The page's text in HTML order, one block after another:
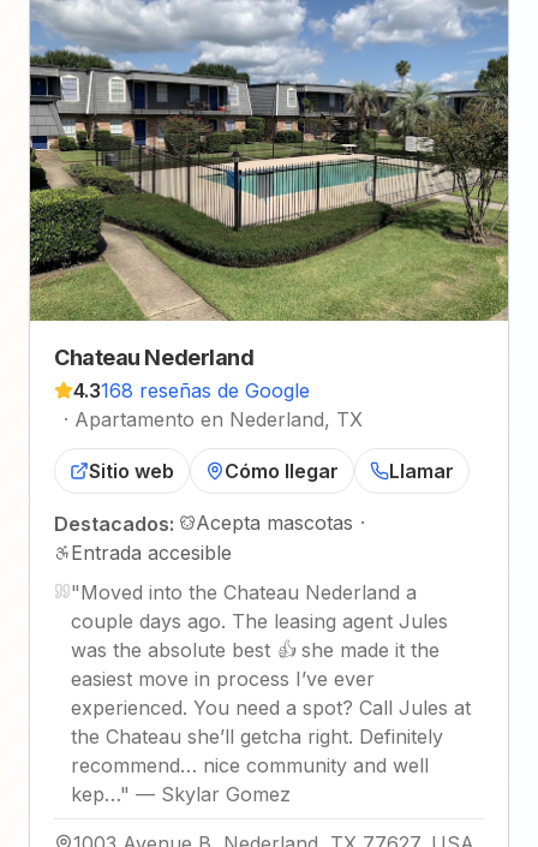
Chateau Nederland
4.3168 reseñas de Google
· Apartamento en Nederland, TX
Sitio web Cómo llegar Llamar
Destacados: Acepta mascotas ·
Entrada accesible
"Moved into the Chateau Nederland a
couple days ago. The leasing agent Jules
was the absolute best 👍 she made it the
easiest move in process I’ve ever
experienced. You need a spot? Call Jules at
the Chateau she’ll getcha right. Definitely
recommend… nice community and well
kep…" — Skylar Gomez